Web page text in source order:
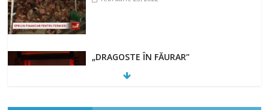
„DRAGOSTE ÎN FĂURAR”